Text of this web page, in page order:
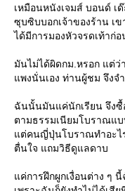
เหมือนหนังเจมส์ บอนด์ เ
ซุบซิบบอกเจ้าของร้าน เ
ได้มีการมองหัวจรดเท้าก่
มันไม่ได้ผิดกม.หรอก แต่
แพงนั่นเอง ท่านผู้ชม จึงจ
ฉันนั้นมันแค่นักเรียน จึงซื้
ตามธรรมเนียมโบราณแบ
แต่คนญี่ปุ่นโบราณทำอะไ
ตื่นใจ แถมวิธีดูแลดาบ
แค่การฝึกผูกเงื่อนต่าง ๆ